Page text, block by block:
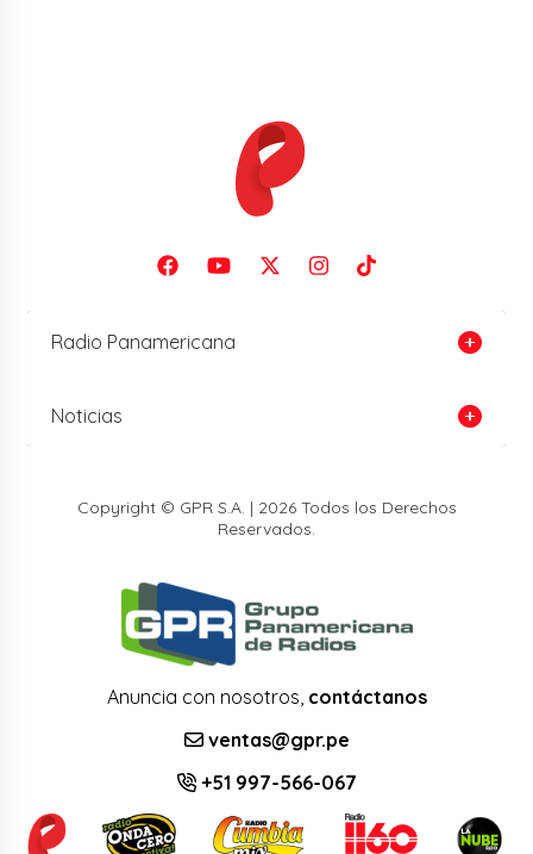
Radio Panamericana
Noticias
Copyright © GPR S.A. | 2026 Todos los Derechos
Reservados.
Anuncia con nosotros, contáctanos
ventas@gpr.pe
+51 997-566-067